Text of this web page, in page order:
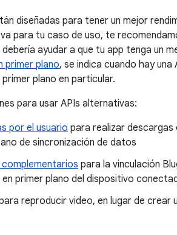
diseñadas para tener un mejor
para tu caso de uso, te
ayudar a que tu app tenga un
primer plano, se indica cuando hay
plano en particular.
para usar APIs alternativas:
por el usuario para realizar descargas
de sincronización de datos
para la vinculación
primer plano del dispositivo
reproducir video, en lugar de crear